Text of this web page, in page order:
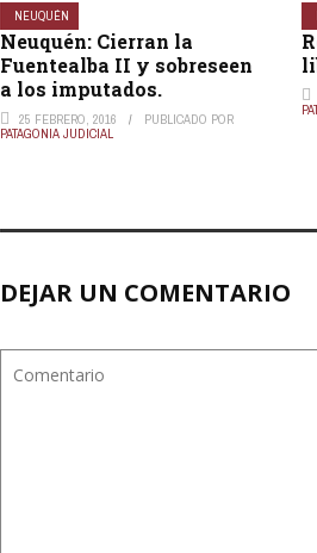
NEUQUÉN
Neuquén: Cierran la
Fuentealba II y sobreseen
a los imputados.
25 FEBRERO, 2016
PUBLICADO POR
PATAGONIA JUDICIAL
DEJAR UN COMENTARIO